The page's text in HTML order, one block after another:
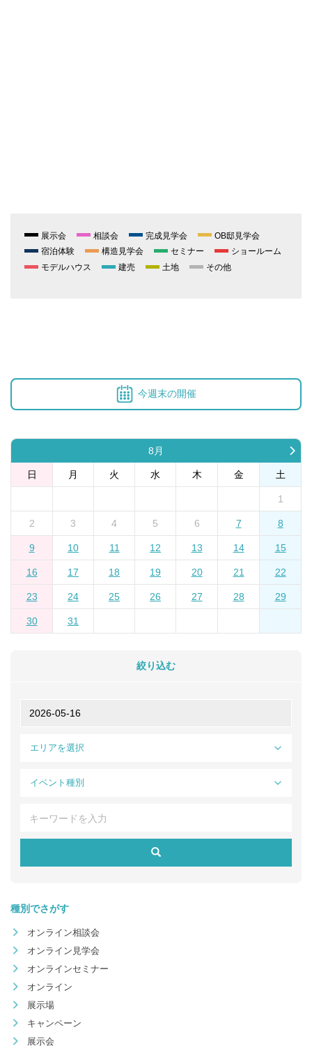
展示会 相談会 完成見学会
OB邸見学会
宿泊体験
構造見学会 セミナー
ショールーム
モデルハウス
建売 土地 その他
今週末の開催
8月
日 月 火 水 木 金 土
1
2 3 4 5 6 7 8
9 10 11 12 13 14 15
16 17 18 19 20 21 22
23 24 25 26 27 28 29
30 31
絞り込む
エリアを選択
イベント種別
種別でさがす
オンライン相談会
オンライン見学会
オンラインセミナー
オンライン
展示場
キャンペーン
展示会